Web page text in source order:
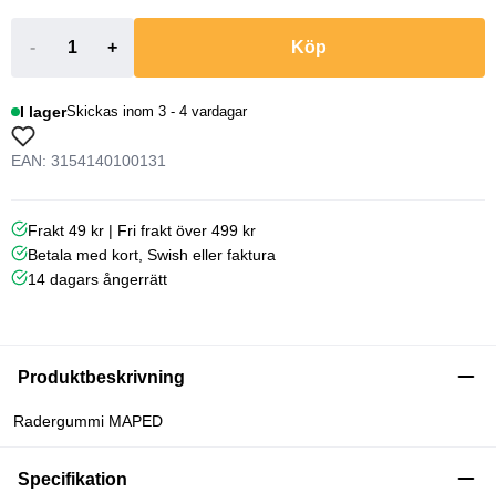
- + Köp
I lagerSkickas inom 3 - 4 vardagar
EAN: 3154140100131
Frakt 49 kr | Fri frakt över 499 kr
Betala med kort, Swish eller faktura
14 dagars ångerrätt
Produktbeskrivning
Radergummi MAPED
Specifikation